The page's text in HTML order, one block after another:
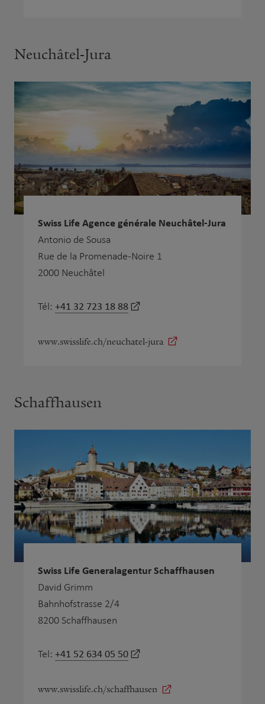
Neuchâtel-Jura
Swiss Life Agence générale Neuchâtel-Jura
Antonio de Sousa
Rue de la Promenade-Noire 1
2000 Neuchâtel
Tél: +41 32 723 18 88
www.swisslife.ch/neuchatel-jura
Schaffhausen
Swiss Life Generalagentur Schaffhausen
David Grimm
Bahnhofstrasse 2/4
8200 Schaffhausen
Tel: +41 52 634 05 50
www.swisslife.ch/schaffhausen